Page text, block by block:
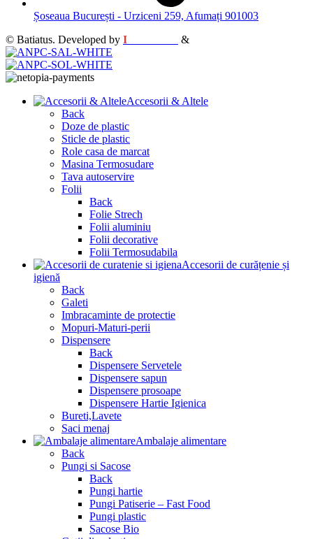
Șoseaua București - Urziceni 259, Afumați 901003
© Batiatus. Developed by I &
Accesorii & Altele
Back
Doze de plastic
Sticle de plastic
Role casa de marcat
Masina Termosudare
Tava autoservire
Folii
Back
Folie Strech
Folii aluminiu
Folii decorative
Folii Termosudabila
Accesorii de curățenie și
igienă
Back
Galeti
Imbracaminte de protectie
Mopuri-Maturi-perii
Dispensere
Back
Dispensere Servetele
Dispensere sapun
Dispensere prosoape
Dispensere Hartie Igienica
Bureti,Lavete
Saci menaj
Ambalaje alimentare
Back
Pungi si Sacose
Back
Pungi hartie
Pungi Patiserie – Fast Food
Pungi plastic
Sacose Bio